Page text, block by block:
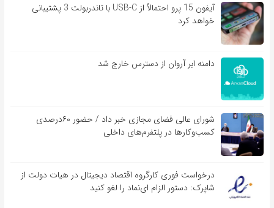
آیفون 15 پرو احتمالاً از USB-C با تاندربولت 3 پشتیبانی
خواهد کرد
دامنه ابر آروان از دسترس خارج شد
شورای عالی فضای مجازی خبر داد / حضور ۶۰درصدی
کسب‌و‌کارها در پلتفرم‌های داخلی
درخواست فوری کارگروه اقتصاد دیجیتال در هیات دولت از
شاپرک: دستور الزام ای‌نماد را لغو کنید